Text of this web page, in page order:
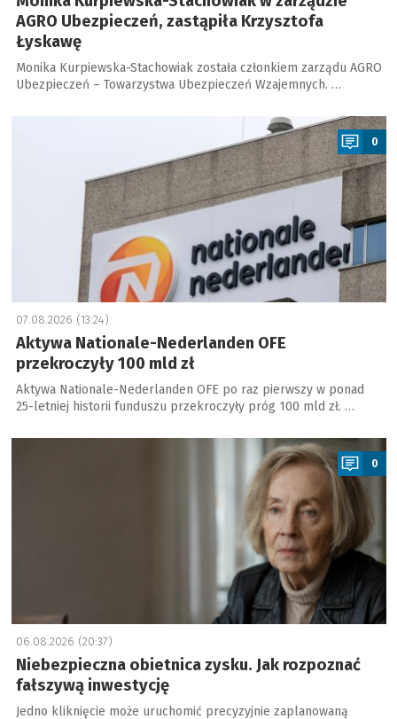
AGRO Ubezpieczeń, zastąpiła Krzysztofa
Łyskawę
Monika Kurpiewska-Stachowiak została członkiem zarządu AGRO
Ubezpieczeń – Towarzystwa Ubezpieczeń Wzajemnych. …
0
07.08.2026 (13:24)
Aktywa Nationale-Nederlanden OFE
przekroczyły 100 mld zł
Aktywa Nationale-Nederlanden OFE po raz pierwszy w ponad
25-letniej historii funduszu przekroczyły próg 100 mld zł. …
a
0
06.08.2026 (20:37)
Niebezpieczna obietnica zysku. Jak rozpoznać
fałszywą inwestycję
Jedno kliknięcie może uruchomić precyzyjnie zaplanowaną